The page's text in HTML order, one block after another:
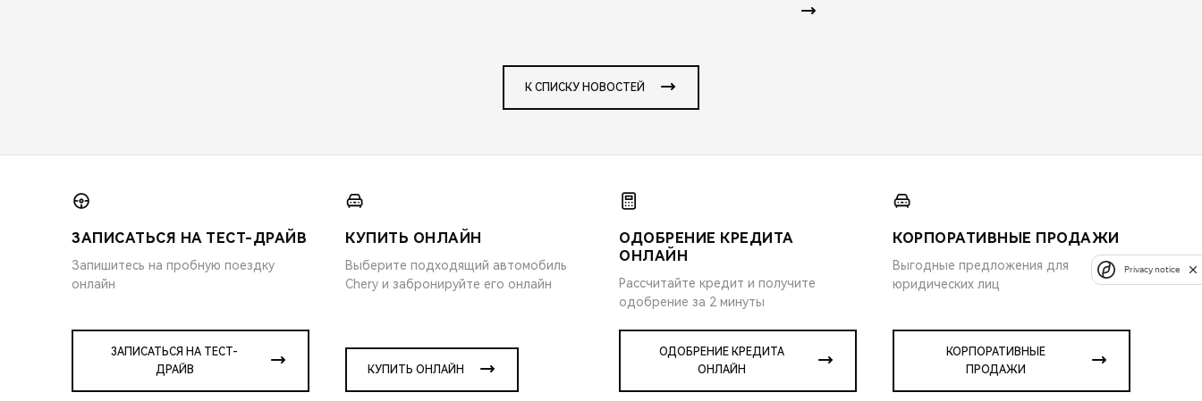
К СПИСКУ НОВОСТЕЙ
ЗАПИСАТЬСЯ НА ТЕСТ-ДРАЙВ
Запишитесь на пробную поездку
онлайн
ЗАПИСАТЬСЯ НА ТЕСТ-
ДРАЙВ
КУПИТЬ ОНЛАЙН
Выберите подходящий автомобиль
Chery и забронируйте его онлайн
КУПИТЬ ОНЛАЙН
ОДОБРЕНИЕ КРЕДИТА
ОНЛАЙН
Рассчитайте кредит и получите
одобрение за 2 минуты
ОДОБРЕНИЕ КРЕДИТА
ОНЛАЙН
КОРПОРАТИВНЫЕ ПРОДАЖИ
Выгодные предложения для
юридических лиц
КОРПОРАТИВНЫЕ
ПРОДАЖИ
Privacy notice